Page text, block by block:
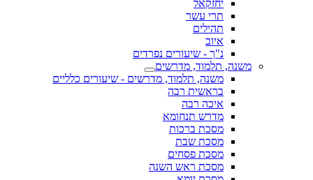
יחזקאל
תרי עשר
תהילים
איוב
נ"ך - שיעורים נפרדים
משנה, תלמוד, מדרשים
משנה, תלמוד, מדרשים - שיעורים כלליים
בראשית רבה
איכה רבה
מדרש תנחומא
מסכת ברכות
מסכת שבת
מסכת פסחים
מסכת ראש השנה